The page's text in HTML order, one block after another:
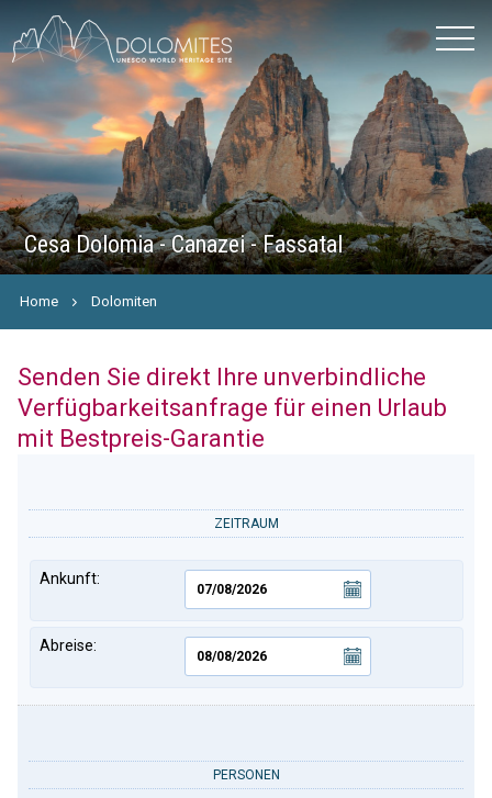
Cesa Dolomia - Canazei - Fassatal
Home Dolomiten
Senden Sie direkt Ihre unverbindliche
Verfügbarkeitsanfrage für einen Urlaub
mit Bestpreis-Garantie
ZEITRAUM
Ankunft:
Abreise:
PERSONEN